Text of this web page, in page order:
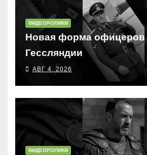
ВИДЕОРОЛИКИ
Новая форма офицеров
Гессляндии
АВГ 4, 2026
ВИДЕОРОЛИКИ